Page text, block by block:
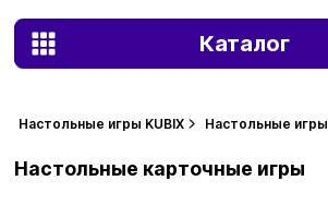
Каталог
Настольные игры KUBIX Настольные игры
Настольные карточные игры